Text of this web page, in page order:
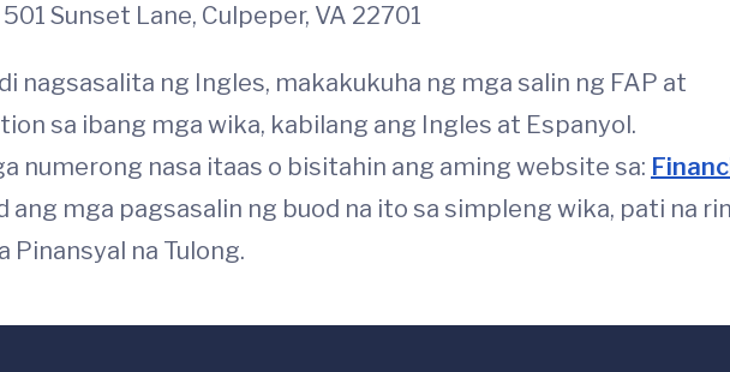
Sunset Lane, Culpeper, VA 22701
nagsasalita ng Ingles, makakukuha ng mga salin ng FAP at
sa ibang mga wika, kabilang ang Ingles at Espanyol.
numerong nasa itaas o bisitahin ang aming website sa:
ang mga pagsasalin ng buod na ito sa simpleng wika, pati na rin
Pinansyal na Tulong.